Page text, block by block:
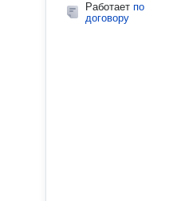
Работает по
договору